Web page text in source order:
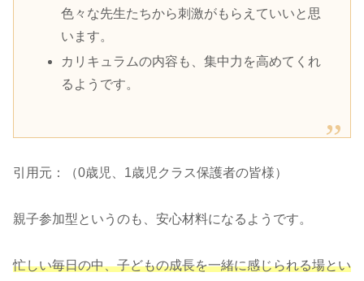
色々な先生たちから刺激がもらえていいと思
います。
カリキュラムの内容も、集中力を高めてくれ
るようです。
引用元：（0歳児、1歳児クラス保護者の皆様）
親子参加型というのも、安心材料になるようです。
忙しい毎日の中、子どもの成長を一緒に感じられる場とい